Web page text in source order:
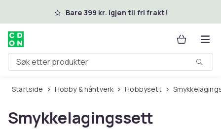
Hopp til hovedinnholdBare 399 kr. igjen til fri frakt!
Søk etter produkter
Startside Hobby & håntverk Hobbysett
Smykkelagingssett